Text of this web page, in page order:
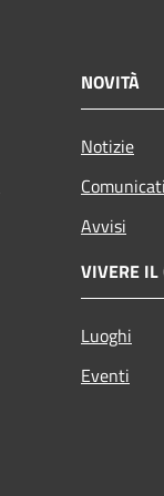
NOVITÀ
Notizie
Comunicati
Avvisi
VIVERE IL
Luoghi
Eventi